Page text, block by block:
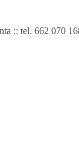
:: tel. 662 070